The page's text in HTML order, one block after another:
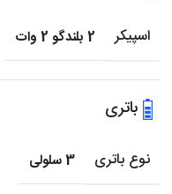
اسپیکر 2 بلندگو 2 وات
باتری
نوع باتری 3 سلولی